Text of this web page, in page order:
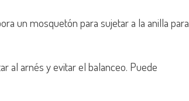
un mosquetón para sujetar a la anilla para
al arnés y evitar el balanceo. Puede